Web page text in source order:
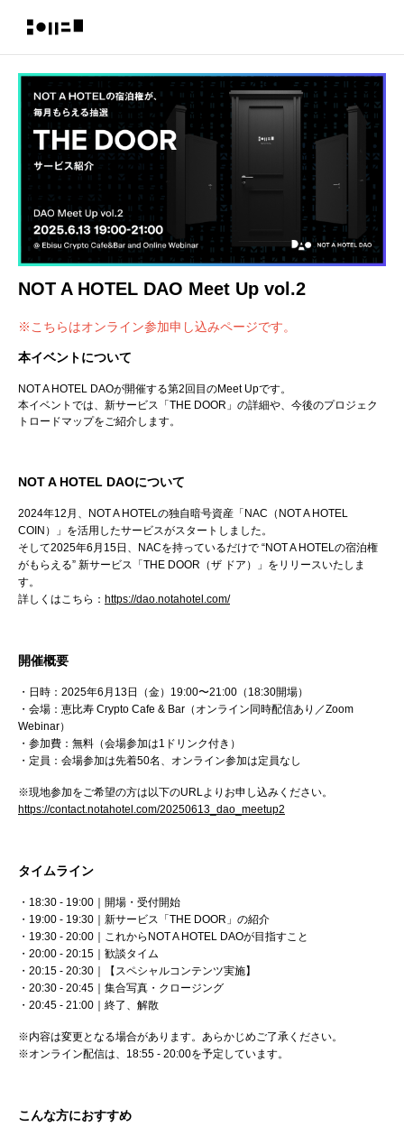
NOT A HOTEL DAO Meet Up vol.2
※こちらはオンライン参加申し込みページです。
本イベントについて
NOT A HOTEL DAOが開催する第2回目のMeet Upです。
本イベントでは、新サービス「THE DOOR」の詳細や、今後のプロジェク
トロードマップをご紹介します。
NOT A HOTEL DAOについて
2024年12月、NOT A HOTELの独自暗号資産「NAC（NOT A HOTEL
COIN）」を活用したサービスがスタートしました。
そして2025年6月15日、NACを持っているだけで “NOT A HOTELの宿泊権
がもらえる” 新サービス「THE DOOR（ザ ドア）」をリリースいたしま
す。
詳しくはこちら： https://dao.notahotel.com/
開催概要
・日時：2025年6月13日（金）19:00〜21:00（18:30開場）
・会場：恵比寿 Crypto Cafe & Bar（オンライン同時配信あり／Zoom
Webinar）
・参加費：無料（会場参加は1ドリンク付き）
・定員：会場参加は先着50名、オンライン参加は定員なし
※現地参加をご希望の方は以下のURLよりお申し込みください。
https://contact.notahotel.com/20250613_dao_meetup2
タイムライン
・18:30 - 19:00｜開場・受付開始
・19:00 - 19:30｜新サービス「THE DOOR」の紹介
・19:30 - 20:00｜これからNOT A HOTEL DAOが目指すこと
・20:00 - 20:15｜歓談タイム
・20:15 - 20:30｜【スペシャルコンテンツ実施】
・20:30 - 20:45｜集合写真・クロージング
・20:45 - 21:00｜終了、解散
※内容は変更となる場合があります。あらかじめご了承ください。
※オンライン配信は、18:55 - 20:00を予定しています。
こんな方におすすめ